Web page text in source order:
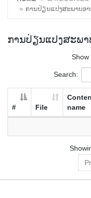
ການປ່ຽນແປງສະພາບອາ
ການປ່ຽນແປງສະພາ
Show
Search:
# File
name